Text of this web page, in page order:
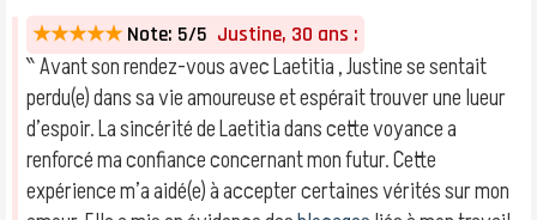
★★★★★ Note: 5/5 Justine, 30 ans :
‶ Avant son rendez-vous avec Laetitia , Justine se sentait
perdu(e) dans sa vie amoureuse et espérait trouver une lueur
d’espoir. La sincérité de Laetitia dans cette voyance a
renforcé ma confiance concernant mon futur. Cette
expérience m’a aidé(e) à accepter certaines vérités sur mon